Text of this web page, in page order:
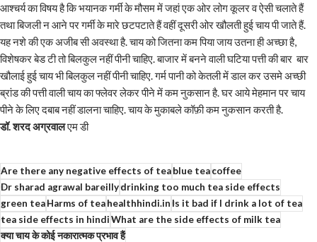
आश्चर्य का विषय है कि भयानक गर्मी के मौसम में जहां एक ओर लोग कूलर व ऐसी चलाते हैं
तथा बिजली न आने पर गर्मी के मारे छटपटाते हैं वहीं दूसरी ओर खौलती हुई चाय पी जाते हैं.
यह नशे की एक अजीब सी अवस्था है. चाय को जितना कम पिया जाय उतना ही अच्छा है,
विशेषकर बेड टी तो बिलकुल नहीं पीनी चाहिए. बाजार में बनने वाली घटिया पत्ती की बार बार
खौलाई हुई चाय भी बिलकुल नहीं पीनी चाहिए. गर्म पानी को केतली में डाल कर उसमे अच्छी
ब्रांड की पत्ती वाली चाय का फ्लेवर लेकर पीने में कम नुकसान है. घर आये मेहमान पर चाय
पीने के लिए दबाब नहीं डालना चाहिए. चाय के मुकाबले कॉफ़ी कम नुकसान करती है.
डॉ. शरद अग्रवालएम डी
Are there any negative effects of teablue teacoffee
Dr sharad agrawal bareillydrinking too much tea side effects
green teaHarms of teahealthhindi.inIs it bad if I drink a lot of tea
tea side effects in hindiWhat are the side effects of milk tea
क्या चाय के कोई नकारात्मक प्रभाव हैं